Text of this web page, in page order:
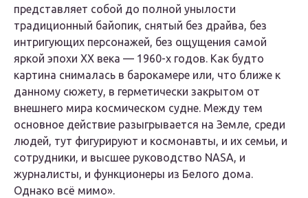
представляет собой до полной унылости
традиционный байопик, снятый без драйва, без
интригующих персонажей, без ощущения самой
яркой эпохи ХХ века — 1960-х годов. Как будто
картина снималась в барокамере или, что ближе к
данному сюжету, в герметически закрытом от
внешнего мира космическом судне. Между тем
основное действие разыгрывается на Земле, среди
людей, тут фигурируют и космонавты, и их семьи, и
сотрудники, и высшее руководство NASA, и
журналисты, и функционеры из Белого дома.
Однако всё мимо».